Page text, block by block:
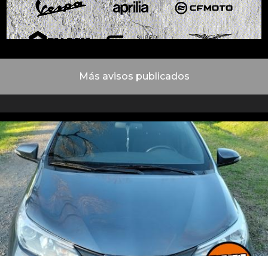
Más avisos publicados